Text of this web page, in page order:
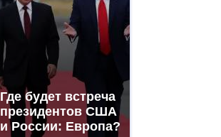
Где будет встреча
президентов США
и России: Европа?